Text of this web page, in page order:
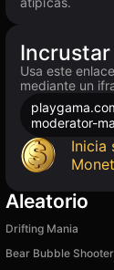
Usa este
mediante un
moderator-
Inicia
Aleatorio
Drifting Mania
Bear Bubble Shooter